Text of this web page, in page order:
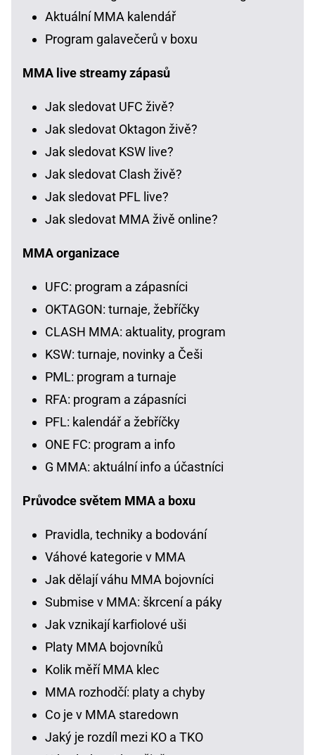
Aktuální MMA kalendář
Program galavečerů v boxu
MMA live streamy zápasů
Jak sledovat UFC živě?
Jak sledovat Oktagon živě?
Jak sledovat KSW live?
Jak sledovat Clash živě?
Jak sledovat PFL live?
Jak sledovat MMA živě online?
MMA organizace
UFC: program a zápasníci
OKTAGON: turnaje, žebříčky
CLASH MMA: aktuality, program
KSW: turnaje, novinky a Češi
PML: program a turnaje
RFA: program a zápasníci
PFL: kalendář a žebříčky
ONE FC: program a info
G MMA: aktuální info a účastníci
Průvodce světem MMA a boxu
Pravidla, techniky a bodování
Váhové kategorie v MMA
Jak dělají váhu MMA bojovníci
Submise v MMA: škrcení a páky
Jak vznikají karfiolové uši
Platy MMA bojovníků
Kolik měří MMA klec
MMA rozhodčí: platy a chyby
Co je v MMA staredown
Jaký je rozdíl mezi KO a TKO